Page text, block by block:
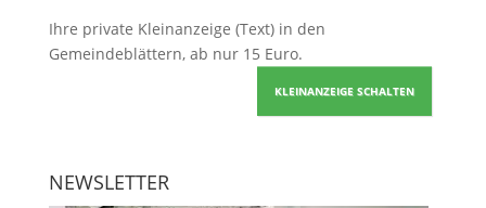
Ihre private Kleinanzeige (Text) in den
Gemeindeblättern, ab nur 15 Euro.
KLEINANZEIGE SCHALTEN
NEWSLETTER